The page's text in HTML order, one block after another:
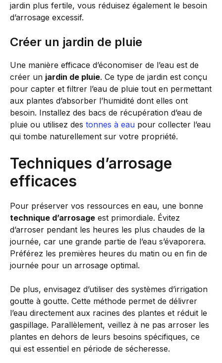
jardin plus fertile, vous réduisez également le besoin
d’arrosage excessif.
Créer un jardin de pluie
Une manière efficace d’économiser de l’eau est de
créer un jardin de pluie. Ce type de jardin est conçu
pour capter et filtrer l’eau de pluie tout en permettant
aux plantes d’absorber l’humidité dont elles ont
besoin. Installez des bacs de récupération d’eau de
pluie ou utilisez des tonnes à eau pour collecter l’eau
qui tombe naturellement sur votre propriété.
Techniques d’arrosage
efficaces
Pour préserver vos ressources en eau, une bonne
technique d’arrosage est primordiale. Évitez
d’arroser pendant les heures les plus chaudes de la
journée, car une grande partie de l’eau s’évaporera.
Préférez les premières heures du matin ou en fin de
journée pour un arrosage optimal.
De plus, envisagez d’utiliser des systèmes d’irrigation
goutte à goutte. Cette méthode permet de délivrer
l’eau directement aux racines des plantes et réduit le
gaspillage. Parallèlement, veillez à ne pas arroser les
plantes en dehors de leurs besoins spécifiques, ce
qui est essentiel en période de sécheresse.